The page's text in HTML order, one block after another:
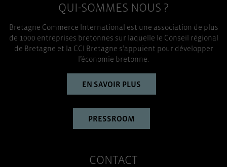
QUI-SOMMES NOUS ?
Bretagne Commerce International est une association de plus
de 1000 entreprises bretonnes sur laquelle le Conseil régional
de Bretagne et la CCI Bretagne s’appuient pour développer
l’économie bretonne.
EN SAVOIR PLUS
PRESSROOM
CONTACT